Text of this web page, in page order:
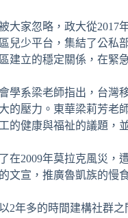
大家忽略，政大從
少平台，集結了公私
建立的穩定關係，在緊
學系梁老師指出，台
的壓力。東華梁莉芳
的健康與福祉的議題，
在2009年莫拉克風災
文宣，推廣魯凱族的慢
2年多的時間建構社群